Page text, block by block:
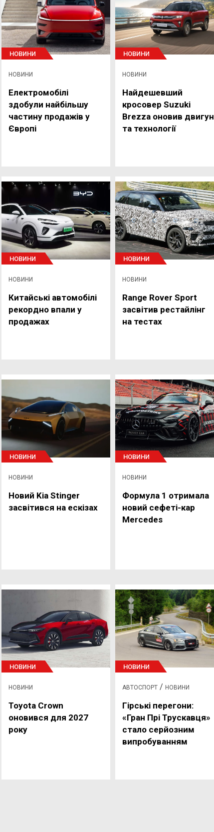
НОВИНИ
НОВИНИ
Електромобілі
здобули найбільшу
частину продажів у
Європі
НОВИНИ
НОВИНИ
Найдешевший
кросовер Suzuki
Brezza оновив двигун
та технології
НОВИНИ
НОВИНИ
Китайські автомобілі
рекордно впали у
продажах
НОВИНИ
НОВИНИ
Range Rover Sport
засвітив рестайлінг
на тестах
НОВИНИ
НОВИНИ
Новий Kia Stinger
засвітився на ескізах
НОВИНИ
НОВИНИ
Формула 1 отримала
новий сефеті-кар
Mercedes
НОВИНИ
НОВИНИ
Toyota Crown
оновився для 2027
року
НОВИНИ
АВТОСПОРТ/ НОВИНИ
Гірські перегони:
«Гран Прі Трускавця»
стало серйозним
випробуванням